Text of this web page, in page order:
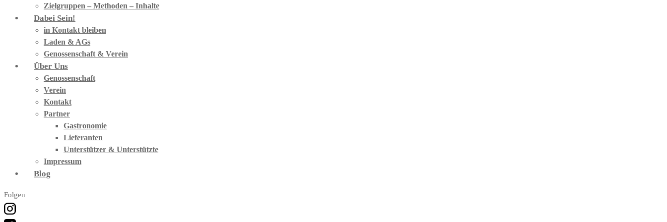
Zielgruppen – Methoden – Inhalte
Dabei Sein!
in Kontakt bleiben
Laden & AGs
Genossenschaft & Verein
Über Uns
Genossenschaft
Verein
Kontakt
Partner
Gastronomie
Lieferanten
Unterstützer & Unterstützte
Impressum
Blog
Folgen